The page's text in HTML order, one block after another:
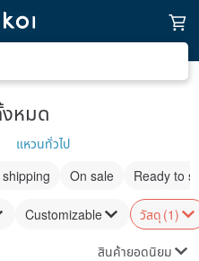
หมด
แหวนทั่วไป
On sale Ready to
Customizable วัสดุ (1)
สินค้ายอดนิยม